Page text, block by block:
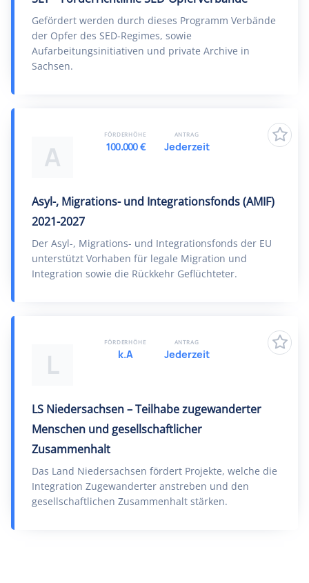
Gefördert werden durch dieses Programm Verbände
der Opfer des SED-Regimes, sowie
Aufarbeitungsinitiativen und private Archive in
Sachsen.
A
Asyl-, Migrations- und Integrationsfonds (AMIF)
2021-2027
Der Asyl-, Migrations- und Integrationsfonds der EU
unterstützt Vorhaben für legale Migration und
Integration sowie die Rückkehr Geflüchteter.
FÖRDERHÖHE
100.000 €
ANTRAG
Jederzeit
L
LS Niedersachsen – Teilhabe zugewanderter
Menschen und gesellschaftlicher
Zusammenhalt
Das Land Niedersachsen fördert Projekte, welche die
Integration Zugewanderter anstreben und den
gesellschaftlichen Zusammenhalt stärken.
FÖRDERHÖHE
k.A
ANTRAG
Jederzeit